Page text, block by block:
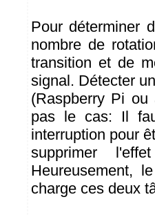
Pour déterminer
nombre de
transition et de
signal. Détecter
(Raspberry Pi
pas le cas: Il
interruption pour
supprimer
Heureusement,
charge ces deux